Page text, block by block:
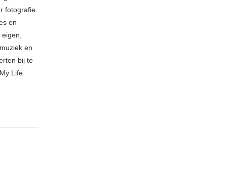
fotografie.
en
en
bij te
Life